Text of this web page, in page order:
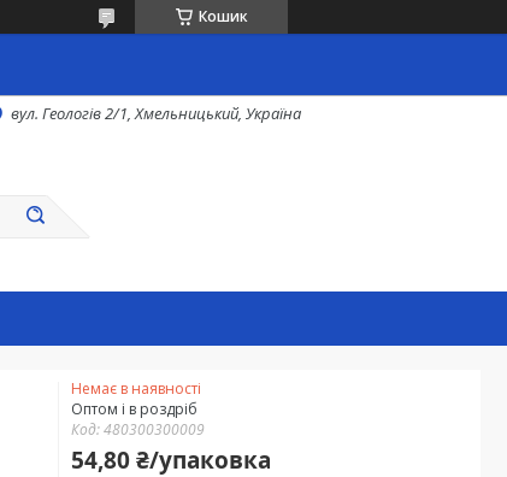
Кошик
вул. Геологів 2/1, Хмельницький, Україна
Немає в наявності
Оптом і в роздріб
Код:480300300009
54,80 ₴/упаковка